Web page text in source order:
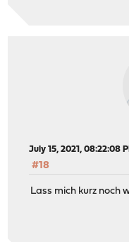
July 15, 2021, 08:22:08
#18
Lass mich kurz noch